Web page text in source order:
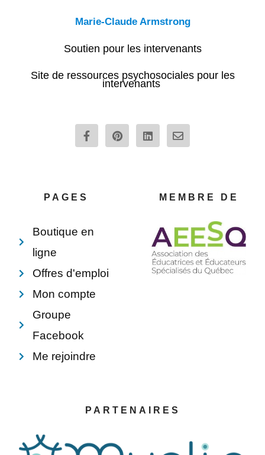
Marie-Claude Armstrong
Soutien pour les intervenants
Site de ressources psychosociales pour les
intervenants
F
a
c
P
i
n
L
i
n
E
n
v
p
e
PAGES
Boutique en
ligne
Offres d'emploi
Mon compte
Groupe
Facebook
Me rejoindre
MEMBRE DE
PARTENAIRES